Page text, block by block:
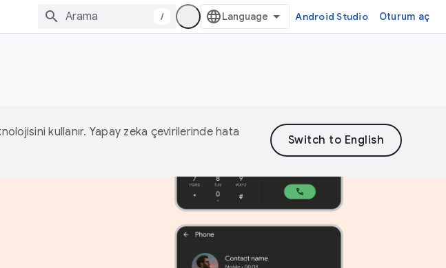
/ Android Studio Oturum aç
kullanır. Yapay zeka çevirilerinde hata